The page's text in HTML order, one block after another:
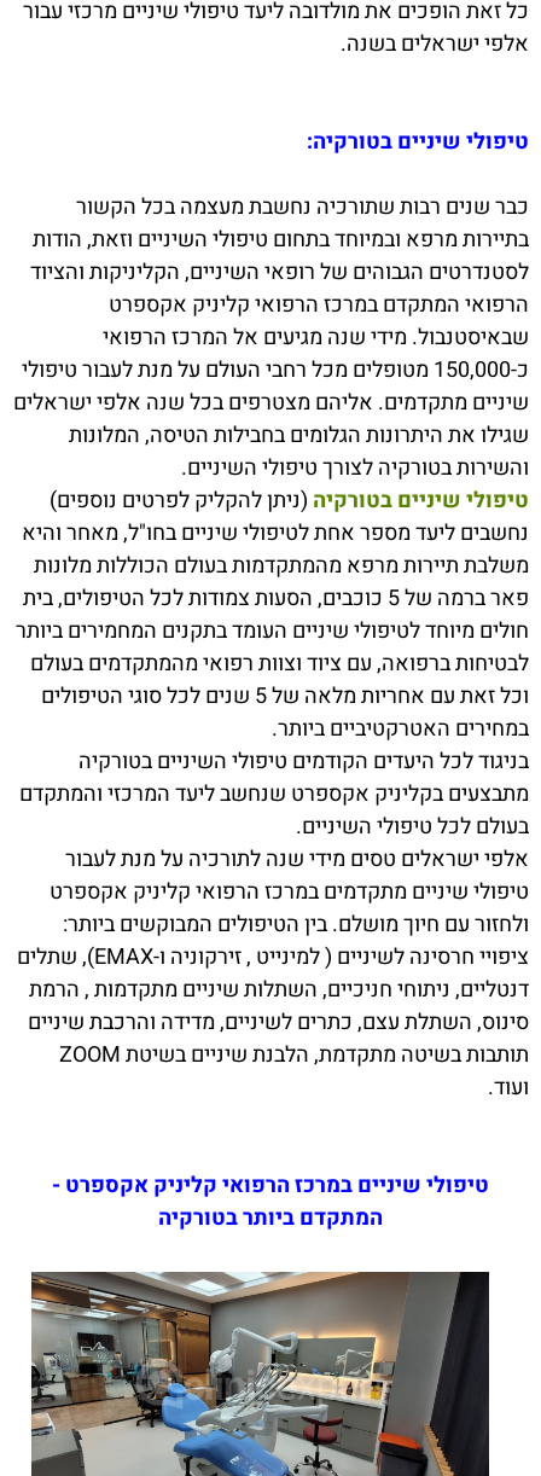
כל זאת הופכים את מולדובה ליעד טיפולי שיניים מרכזי עבור
אלפי ישראלים בשנה.
טיפולי שיניים בטורקיה:
כבר שנים רבות שתורכיה נחשבת מעצמה בכל הקשור
בתיירות מרפא ובמיוחד בתחום טיפולי השיניים וזאת, הודות
לסטנדרטים הגבוהים של רופאי השיניים, הקליניקות והציוד
הרפואי המתקדם במרכז הרפואי קליניק אקספרט
שבאיסטנבול. מידי שנה מגיעים אל המרכז הרפואי
כ-150,000 מטופלים מכל רחבי העולם על מנת לעבור טיפולי
שיניים מתקדמים. אליהם מצטרפים בכל שנה אלפי ישראלים
שגילו את היתרונות הגלומים בחבילות הטיסה, המלונות
והשירות בטורקיה לצורך טיפולי השיניים.
טיפולי שיניים בטורקיה (ניתן להקליק לפרטים נוספים)
נחשבים ליעד מספר אחת לטיפולי שיניים בחו"ל, מאחר והיא
משלבת תיירות מרפא מהמתקדמות בעולם הכוללות מלונות
פאר ברמה של 5 כוכבים, הסעות צמודות לכל הטיפולים, בית
חולים מיוחד לטיפולי שיניים העומד בתקנים המחמירים ביותר
לבטיחות ברפואה, עם ציוד וצוות רפואי מהמתקדמים בעולם
וכל זאת עם אחריות מלאה של 5 שנים לכל סוגי הטיפולים
במחירים האטרקטיביים ביותר.
בניגוד לכל היעדים הקודמים טיפולי השיניים בטורקיה
מתבצעים בקליניק אקספרט שנחשב ליעד המרכזי והמתקדם
בעולם לכל טיפולי השיניים.
אלפי ישראלים טסים מידי שנה לתורכיה על מנת לעבור
טיפולי שיניים מתקדמים במרכז הרפואי קליניק אקספרט
ולחזור עם חיוך מושלם. בין הטיפולים המבוקשים ביותר:
ציפויי חרסינה לשיניים ( למינייט , זירקוניה ו-EMAX), שתלים
דנטליים, ניתוחי חניכיים, השתלות שיניים מתקדמות , הרמת
סינוס, השתלת עצם, כתרים לשיניים, מדידה והרכבת שיניים
תותבות בשיטה מתקדמת, הלבנת שיניים בשיטת ZOOM
ועוד.
טיפולי שיניים במרכז הרפואי קליניק אקספרט -
המתקדם ביותר בטורקיה